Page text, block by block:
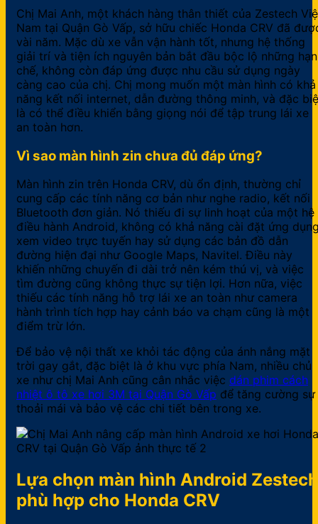
Chị Mai Anh, một khách hàng thân thiết của Zestech
Nam tại Quận Gò Vấp, sở hữu chiếc Honda CRV đã
vài năm. Mặc dù xe vẫn vận hành tốt, nhưng hệ thống
giải trí và tiện ích nguyên bản bắt đầu bộc lộ những hạn
chế, không còn đáp ứng được nhu cầu sử dụng ngày
càng cao của chị. Chị mong muốn một màn hình có khả
năng kết nối internet, dẫn đường thông minh, và đặc
là có thể điều khiển bằng giọng nói để tập trung lái xe
an toàn hơn.
Vì sao màn hình zin chưa đủ đáp ứng?
Màn hình zin trên Honda CRV, dù ổn định, thường chỉ
cung cấp các tính năng cơ bản như nghe radio, kết nối
Bluetooth đơn giản. Nó thiếu đi sự linh hoạt của một hệ
điều hành Android, không có khả năng cài đặt ứng
xem video trực tuyến hay sử dụng các bản đồ dẫn
đường hiện đại như Google Maps, Navitel. Điều này
khiến những chuyến đi dài trở nên kém thú vị, và việc
tìm đường cũng không thực sự tiện lợi. Hơn nữa, việc
thiếu các tính năng hỗ trợ lái xe an toàn như camera
hành trình tích hợp hay cảnh báo va chạm cũng là một
điểm trừ lớn.
Để bảo vệ nội thất xe khỏi tác động của ánh nắng mặt
trời gay gắt, đặc biệt là ở khu vực phía Nam, nhiều chủ
xe như chị Mai Anh cũng cân nhắc việc dán phim cách
nhiệt ô tô xe hơi 3M tại Quận Gò Vấp để tăng cường sự
thoải mái và bảo vệ các chi tiết bên trong xe.
Lựa chọn màn hình Android Zestech
phù hợp cho Honda CRV